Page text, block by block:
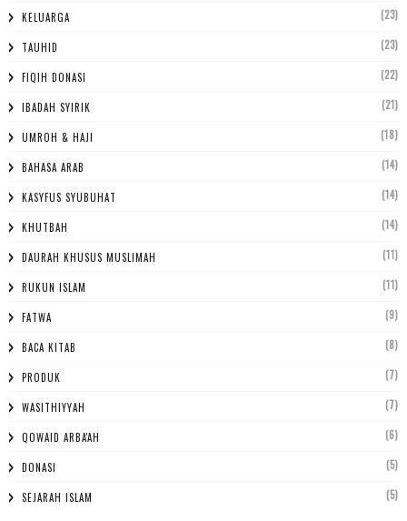
KELUARGA (23)
TAUHID (23)
FIQIH DONASI (22)
IBADAH SYIRIK (21)
UMROH & HAJI (18)
BAHASA ARAB (14)
KASYFUS SYUBUHAT (14)
KHUTBAH (14)
DAURAH KHUSUS MUSLIMAH (11)
RUKUN ISLAM (11)
FATWA (9)
BACA KITAB (8)
PRODUK (7)
WASITHIYYAH (7)
QOWAID ARBA'AH (6)
DONASI (5)
SEJARAH ISLAM (5)